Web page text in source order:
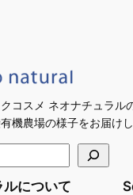
コスメ ネオナチュラル
機農場の様子をお届けし
について